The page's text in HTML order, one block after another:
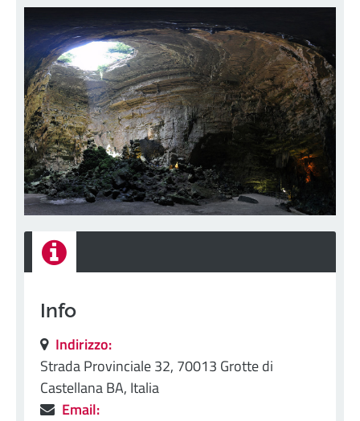
Info
Indirizzo:
Strada Provinciale 32, 70013 Grotte di
Castellana BA, Italia
Email: